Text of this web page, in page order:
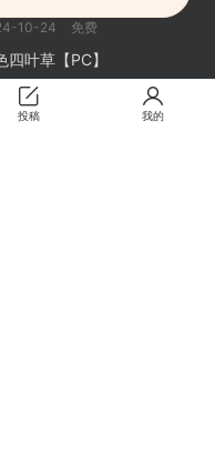
10-24 免费
四叶草【PC】
07-04
都市朋克2011与爱的重拳
投稿 我的